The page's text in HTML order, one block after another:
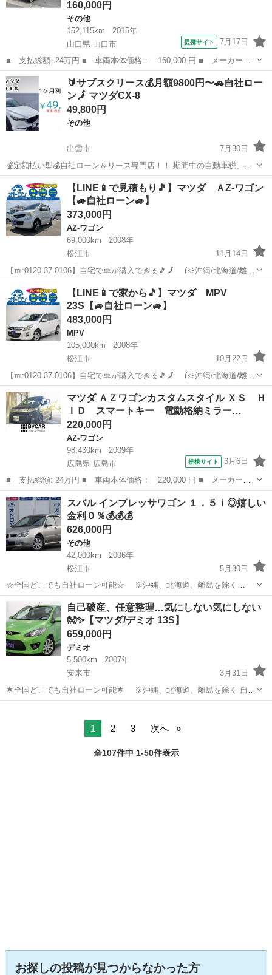
160,000円
その他
152,115km
2015年
山口県 山口市
提携サイト 7月17日
■ 支払総額: 24万円 ■ 車両本体価格： 160,000 円 ■ メーカー
名： マツダ ■ 車種名： フレア ■ グレード名： ＨＳ ＴＶ
衝突被害軽減システム オートライト スマートキー アイドリング
ストップ シート...
山口 その他
🔰サブスクリース💰月額9800円〜🚗自社ロー
ン🗾 マツダCX-8
49,800円
その他
出雲市
7月30日
💰定額払い型💰自社ローン＆リース専門店！！ 期間中の自動車税、車
検費用、任意保険を全部コミコミ定額払いでお乗りいただけます。 契
約に必要なのは免許証だけ❗️ メンテナンス・車検付きで即日納車可能で
す 🎵 今まで以下...
出雲市 その他 車両
【LINE📱で見積もり🎵】マツダ ＡZ-ワゴン
【🚙自社ローン🚙】
373,000円
AZ-ワゴン
69,000km
2008年
松江市
11月14日
【℡:0120-37-0106】自宅で車が購入できる🎵🗾 (※沖縄/北海道/離島
除く) 今回のお車の詳細はこちらから↓仮審査もできます◎
https://www.otoron.jp/lists/detail?ca...
松江市 AZ-ワゴン オトロン
【LINE📱で家から🎵】マツダ MPV
23S【🚙自社ローン🚙】
483,000円
MPV
105,000km
2008年
松江市
10月22日
【℡:0120-37-0106】自宅で車が購入できる🎵🗾 (※沖縄/北海道/離島
除く) 今回のお車の詳細はこちらから↓仮審査も◎
https://www.otoron.jp/lists/detail?carno=...
島根 MPV オトロン
マツダ ＡＺワゴンカスタムスタイル ＸＳ Ｈ
ＩＤ スマートキー 電動格納ミラー…
220,000円
AZ-ワゴン
98,430km
2009年
広島県 広島市
提携サイト 3月6日
■ 支払総額: 24万円 ■ 車両本体価格： 220,000 円 ■ メーカー
名： マツダ ■ 車種名： ＡＺワゴンカスタムスタイル ■ グレー
ド名： ＸＳ ＨＩＤ スマートキー 電動格納ミラー ベンチシー
ト ＣＶＴ 盗難...
広島 広島市 AZ-ワゴン
スバル インプレッサワゴン １．５ｉ◎嬉しい
金利０％💰💰💰
626,000円
その他
42,000km
2006年
松江市
5月30日
☆全国どこでも自社ローン可能☆ ※沖縄、北海道、離島を除く
https://www.otoron.jp/lists/detail?carno=029649 自己破産、債務整理の
経験あり… 転職したばかり…自...
その他 オトロン
自己破産、任意整理…気にしない気にしない
👐✨【マツダ/デミオ 13S】
659,000円
デミオ
5,500km
2007年
安来市
3月31日
🌟全国どこでも自社ローン可能🌟 ※沖縄、北海道、離島を除く 自己
破産、債務整理の経験あり… 転職したばかり…自営業… 頭金一括の準
1 2 3 次へ
全107件中 1-50件表示
お探しの投稿が見つからなかった方